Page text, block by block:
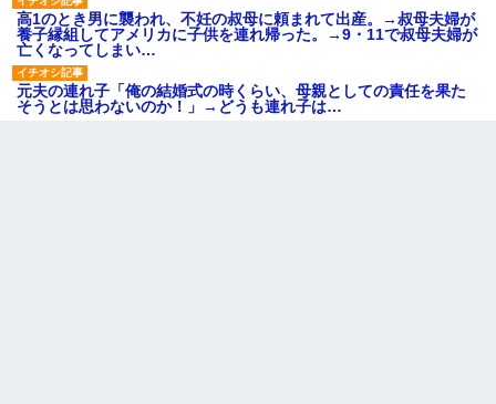
高1のとき男に襲われ、不妊の叔母に頼まれて出産。→叔母夫婦が
養子縁組してアメリカに子供を連れ帰った。→9・11で叔母夫婦が
亡くなってしまい…
元夫の連れ子「俺の結婚式の時くらい、母親としての責任を果た
そうとは思わないのか！」→どうも連れ子は…